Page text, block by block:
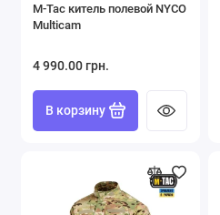
M-Tac китель полевой NYCO
Multicam
4 990.00 грн.
В корзину